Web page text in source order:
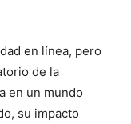
en línea, pero
de la
en un mundo
su impacto